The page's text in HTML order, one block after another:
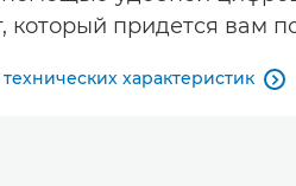
который придется вам
характеристик 